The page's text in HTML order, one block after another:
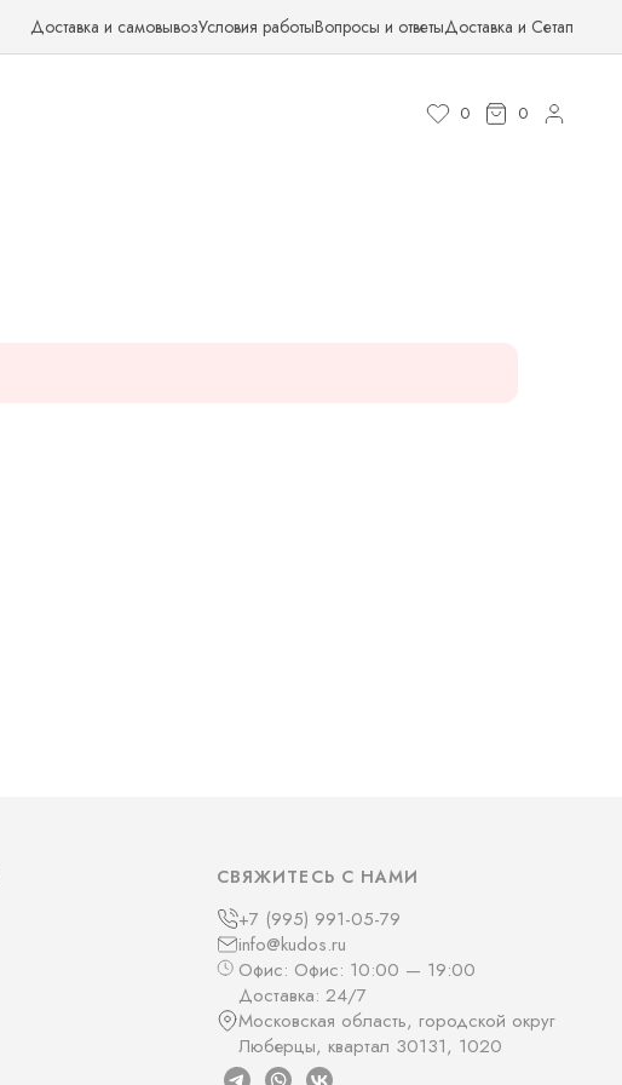
Доставка и самовывозУсловия работыВопросы и ответыДоставка и Сетап
0 0
СВЯЖИТЕСЬ С НАМИ
+7 (995) 991-05-79
info@kudos.ru
Офис: Офис: 10:00 — 19:00
Доставка: 24/7
Московская область, городской округ
Люберцы, квартал 30131, 1020